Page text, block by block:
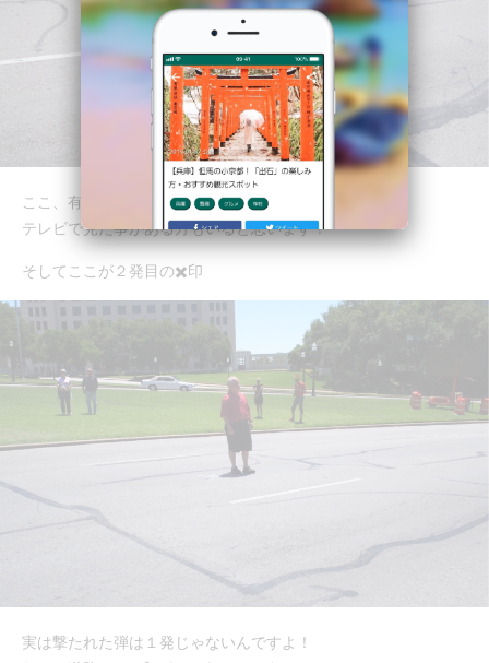
ここ、有名ですよね！
テレビで見た事がある方もいると思います！
そしてここが２発目の✖️印
実は撃たれた弾は１発じゃないんですよ！